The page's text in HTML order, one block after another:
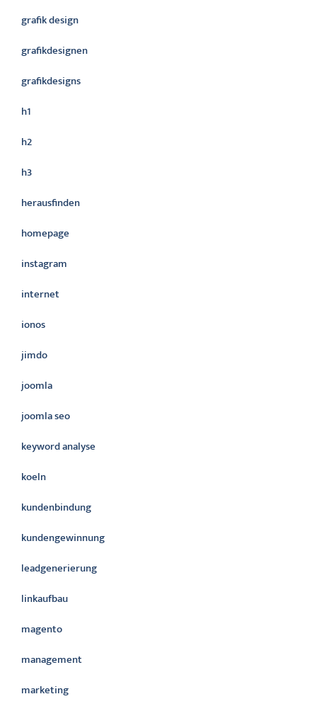
grafik design
grafikdesignen
grafikdesigns
h1
h2
h3
herausfinden
homepage
instagram
internet
ionos
jimdo
joomla
joomla seo
keyword analyse
koeln
kundenbindung
kundengewinnung
leadgenerierung
linkaufbau
magento
management
marketing